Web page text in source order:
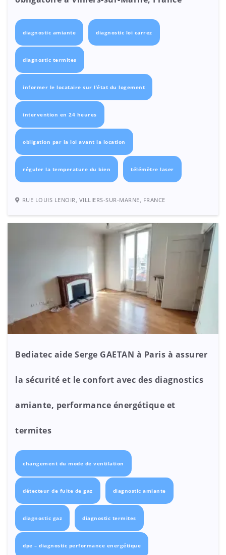
diagnostic amiante diagnostic loi carrez
diagnostic termites
informer le locataire sur l’état du logement
intervention en 24 heures
obligation par la loi avant la location
réguler la temperature du bien télémètre laser
RUE LOUIS LENOIR, VILLIERS-SUR-MARNE, FRANCE
Bediatec aide Serge GAETAN à Paris à assurer
la sécurité et le confort avec des diagnostics
amiante, performance énergétique et
termites
changement du mode de ventilation
détecteur de fuite de gaz diagnostic amiante
diagnostic gaz diagnostic termites
dpe – diagnostic performance energétique